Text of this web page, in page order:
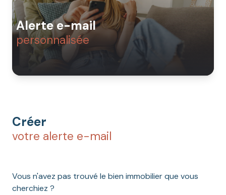
Alerte e-mail
personnalisée
Créer
votre alerte e-mail
Vous n'avez pas trouvé le bien immobilier que vous
cherchiez ?